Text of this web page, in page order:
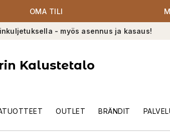
OMA TILI
- myös asennus ja kasaus!
Kalustetalo
OUTLET BRÄNDIT